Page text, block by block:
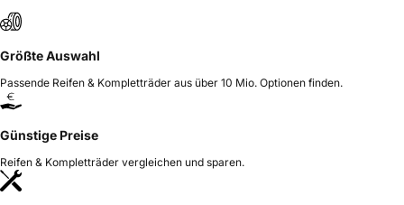
Größte Auswahl
Passende Reifen & Kompletträder aus über 10 Mio. Optionen finden.
Günstige Preise
Reifen & Kompletträder vergleichen und sparen.